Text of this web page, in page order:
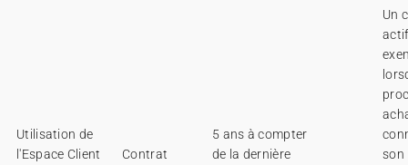
Utilisation de
l'Espace Client
Contrat
5 ans à compter
de la dernière
Un
son